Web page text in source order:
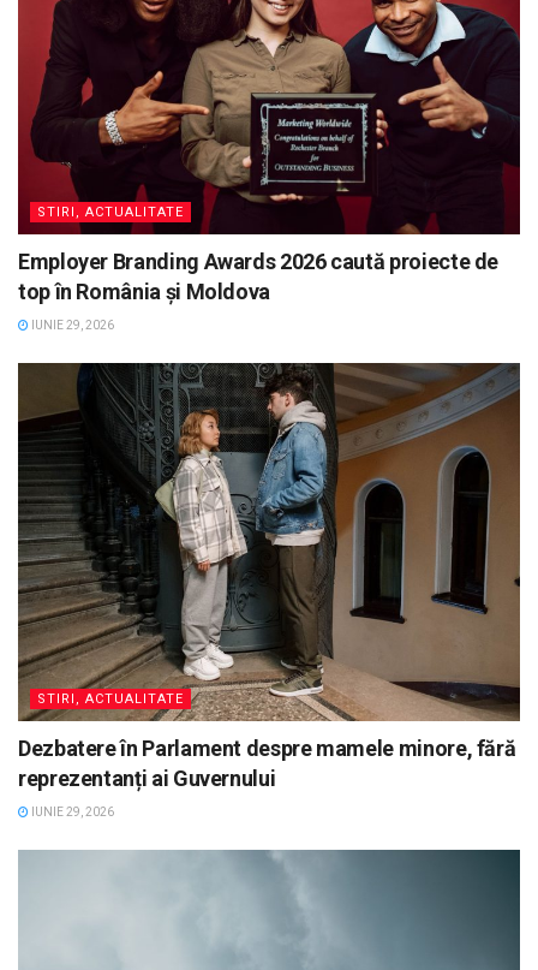
STIRI, ACTUALITATE
Employer Branding Awards 2026 caută proiecte de
top în România și Moldova
IUNIE 29, 2026
STIRI, ACTUALITATE
Dezbatere în Parlament despre mamele minore, fără
reprezentanți ai Guvernului
IUNIE 29, 2026